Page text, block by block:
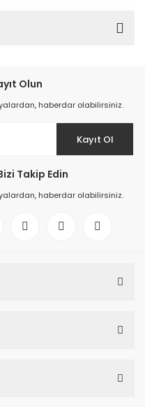
Olun
haberdar olabilirsiniz.
Kayıt Ol
Takip Edin
haberdar olabilirsiniz.